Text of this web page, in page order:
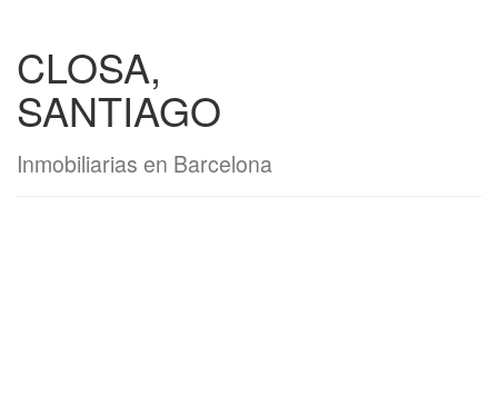
CLOSA,
SANTIAGO
Inmobiliarias en Barcelona